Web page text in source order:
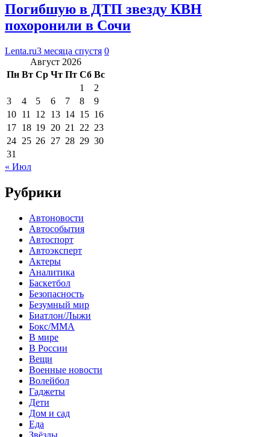
Погибшую в ДТП звезду КВН
похоронили в Сочи
Lenta.ru3 месяца спустя 0
Август 2026
Пн Вт Ср Чт Пт Сб Вс
1
2
3
4 5 6 7 8
9
10 11 12 13 14 15 16
17 18 19 20 21 22 23
24 25 26 27 28 29 30
31
« Июл
Рубрики
Автоновости
Автособытия
Автоспорт
Автоэксперт
Актеры
Аналитика
Баскетбол
Безопасность
Безумный мир
Биатлон/Лыжи
Бокс/MMA
В мире
В России
Вещи
Военные новости
Волейбол
Гаджеты
Дети
Дом и сад
Еда
Звёзды